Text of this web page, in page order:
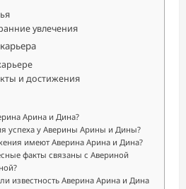
увлечения
и достижения
Арина и Дина?
успеха у Аверины Арины и Дины?
имеют Аверина Арина и Дина?
факты связаны с Авериной
известность Аверина Арина и Дина